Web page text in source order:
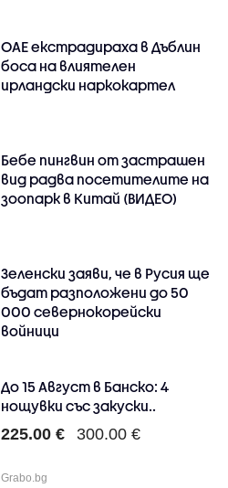
ОАЕ екстрадираха в Дъблин
боса на влиятелен
ирландски наркокартел
Бебе пингвин от застрашен
вид радва посетителите на
зоопарк в Китай (ВИДЕО)
Зеленски заяви, че в Русия ще
бъдат разположени до 50
000 севернокорейски
войници
До 15 Август в Банско: 4
нощувки със закуски..
225.00 € 300.00 €
Grabo.bg